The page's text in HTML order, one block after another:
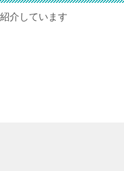
介しています